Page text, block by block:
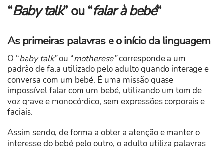
“Baby talk” ou “falar à bebé“
As primeiras palavras e o início da linguagem
O “baby talk”ou “motherese”corresponde a um
padrão de fala utilizado pelo adulto quando interage e
conversa com um bebé. É uma missão quase
impossível falar com um bebé, utilizando um tom de
voz grave e monocórdico, sem expressões corporais e
faciais.
Assim sendo, de forma a obter a atenção e manter o
interesse do bebé pelo outro, o adulto utiliza palavras